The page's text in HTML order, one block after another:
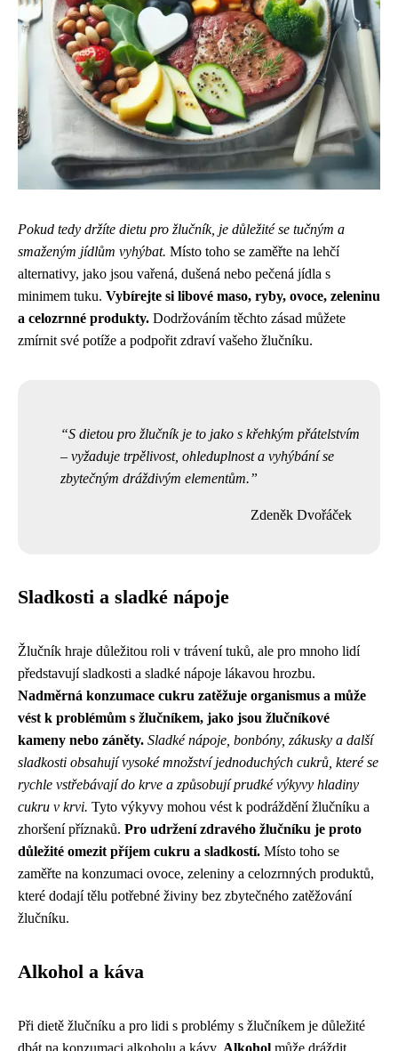
Pokud tedy držíte dietu pro žlučník, je důležité se tučným a
smaženým jídlům vyhýbat. Místo toho se zaměřte na lehčí
alternativy, jako jsou vařená, dušená nebo pečená jídla s
minimem tuku. Vybírejte si libové maso, ryby, ovoce, zeleninu
a celozrnné produkty. Dodržováním těchto zásad můžete
zmírnit své potíže a podpořit zdraví vašeho žlučníku.
S dietou pro žlučník je to jako s křehkým přátelstvím
– vyžaduje trpělivost, ohleduplnost a vyhýbání se
zbytečným dráždivým elementům.
Zdeněk Dvořáček
Sladkosti a sladké nápoje
Žlučník hraje důležitou roli v trávení tuků, ale pro mnoho lidí
představují sladkosti a sladké nápoje lákavou hrozbu.
Nadměrná konzumace cukru zatěžuje organismus a může
vést k problémům s žlučníkem, jako jsou žlučníkové
kameny nebo záněty. Sladké nápoje, bonbóny, zákusky a další
sladkosti obsahují vysoké množství jednoduchých cukrů, které se
rychle vstřebávají do krve a způsobují prudké výkyvy hladiny
cukru v krvi. Tyto výkyvy mohou vést k podráždění žlučníku a
zhoršení příznaků. Pro udržení zdravého žlučníku je proto
důležité omezit příjem cukru a sladkostí. Místo toho se
zaměřte na konzumaci ovoce, zeleniny a celozrnných produktů,
které dodají tělu potřebné živiny bez zbytečného zatěžování
žlučníku.
Alkohol a káva
Při dietě žlučníku a pro lidi s problémy s žlučníkem je důležité
dbát na konzumaci alkoholu a kávy. Alkohol může dráždit